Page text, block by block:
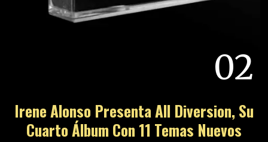
02
Irene Alonso Presenta All Diversion, Su
Cuarto Álbum Con 11 Temas Nuevos